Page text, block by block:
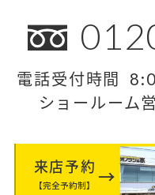
電話受付時間
ショールーム
来店予約
【完全予約制】